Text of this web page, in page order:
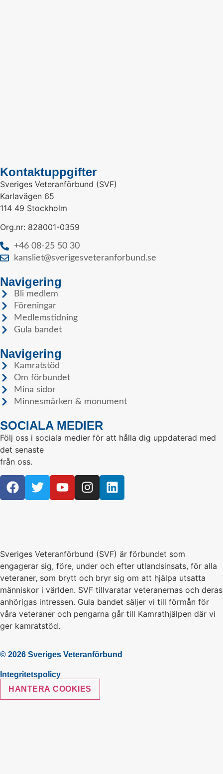
Kontaktuppgifter
Sveriges Veteranförbund (SVF)
Karlavägen 65
114 49 Stockholm
Org.nr: 828001-0359
+46 08-25 50 30
kansliet@sverigesveteranforbund.se
Navigering
Bli medlem
Föreningar
Medlemstidning
Gula bandet
Navigering
Kamratstöd
Om förbundet
Mina sidor
Minnesmärken & monument
SOCIALA MEDIER
Följ oss i sociala medier för att hålla dig uppdaterad med
det senaste
från oss.
Sveriges Veteranförbund (SVF) är förbundet som
engagerar sig, före, under och efter utlandsinsats, för alla
veteraner, som brytt och bryr sig om att hjälpa utsatta
människor i världen. SVF tillvaratar veteranernas och deras
anhörigas intressen. Gula bandet säljer vi till förmån för
våra veteraner och pengarna går till Kamrathjälpen där vi
ger kamratstöd.
© 2026 Sveriges Veteranförbund
Integritetspolicy
HANTERA COOKIES